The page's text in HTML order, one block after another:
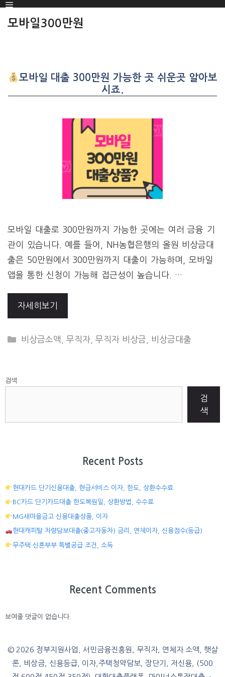
SKIP
TO
Menu
모바일300만원
모바일 대출 300만원 가능한 곳 쉬운곳 알아보
시죠.
모바일 대출로 300만원까지 가능한 곳에는 여러 금융 기
관이 있습니다. 예를 들어, NH농협은행의 올원 비상금대
출은 50만원에서 300만원까지 대출이 가능하며, 모바일
앱을 통한 신청이 가능해 접근성이 높습니다. …
자세히보기
CATEGORIES
비상금소액 ,무직자 ,무직자 비상금 비상금대출
검색
검
색
Recent Posts
현대카드 단기신용대출, 현금서비스 이자, 한도, 상환수수료
BC카드 단기카드대출 한도복원일, 상환방법, 수수료
MG새마을금고 신용대출상품, 이자
현대캐피탈 차량담보대출(중고자동차) 금리, 연체이자, 신용점수(등급)
무주택 신혼부부 특별공급 조건, 소득
Recent Comments
보여줄 댓글이 없습니다.
© 2026 정부지원사업, 서민금융진흥원, 무직자, 연체자 소액, 햇살
론, 비상금, 신용등급, 이자,주택청약담보, 장단기, 저신용, (500